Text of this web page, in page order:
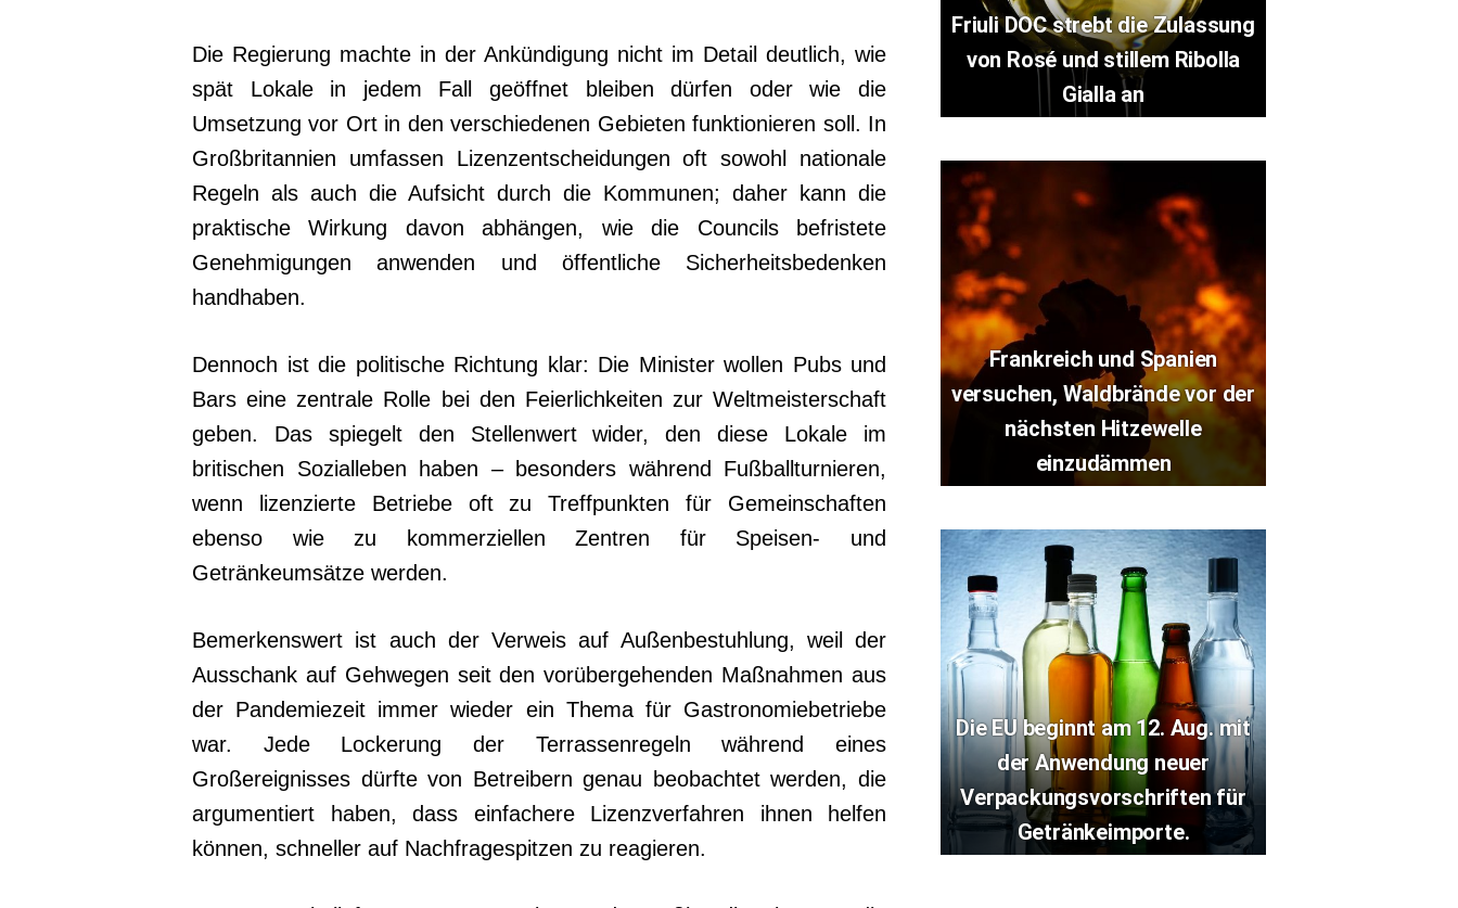
Die Regierung machte in der Ankündigung nicht im Detail deutlich, wie
spät Lokale in jedem Fall geöffnet bleiben dürfen oder wie die
Umsetzung vor Ort in den verschiedenen Gebieten funktionieren soll. In
Großbritannien umfassen Lizenzentscheidungen oft sowohl nationale
Regeln als auch die Aufsicht durch die Kommunen; daher kann die
praktische Wirkung davon abhängen, wie die Councils befristete
Genehmigungen anwenden und öffentliche Sicherheitsbedenken
handhaben.
Dennoch ist die politische Richtung klar: Die Minister wollen Pubs und
Bars eine zentrale Rolle bei den Feierlichkeiten zur Weltmeisterschaft
geben. Das spiegelt den Stellenwert wider, den diese Lokale im
britischen Sozialleben haben – besonders während Fußballturnieren,
wenn lizenzierte Betriebe oft zu Treffpunkten für Gemeinschaften
ebenso wie zu kommerziellen Zentren für Speisen- und
Getränkeumsätze werden.
Bemerkenswert ist auch der Verweis auf Außenbestuhlung, weil der
Ausschank auf Gehwegen seit den vorübergehenden Maßnahmen aus
der Pandemiezeit immer wieder ein Thema für Gastronomiebetriebe
war. Jede Lockerung der Terrassenregeln während eines
Großereignisses dürfte von Betreibern genau beobachtet werden, die
argumentiert haben, dass einfachere Lizenzverfahren ihnen helfen
können, schneller auf Nachfragespitzen zu reagieren.
Friuli DOC strebt die Zulassung
von Rosé und stillem Ribolla
Gialla an
Frankreich und Spanien
versuchen, Waldbrände vor der
nächsten Hitzewelle
einzudämmen
Die EU beginnt am 12. Aug. mit
der Anwendung neuer
Verpackungsvorschriften für
Getränkeimporte.